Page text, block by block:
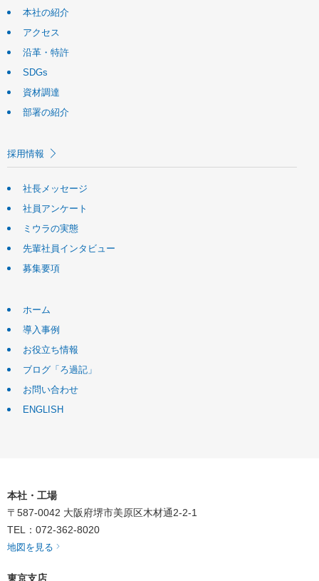
本社の紹介
アクセス
沿革・特許
SDGs
資材調達
部署の紹介
採用情報
社長メッセージ
社員アンケート
ミウラの実態
先輩社員インタビュー
募集要項
ホーム
導入事例
お役立ち情報
ブログ「ろ過記」
お問い合わせ
ENGLISH
本社・工場
〒587-0042 大阪府堺市美原区木材通2-2-1
TEL：072-362-8020
地図を見る
東京支店